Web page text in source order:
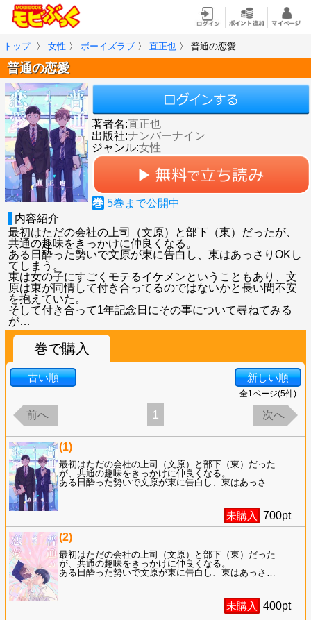
トップ 〉 女性 〉 ボーイズラブ 〉 直正也 〉 普通の恋愛
普通の恋愛
著者名:直正也
出版社:ナンバーナイン
ジャンル:女性
巻 5巻まで公開中
内容紹介
最初はただの会社の上司（文原）と部下（東）だったが、
共通の趣味をきっかけに仲良くなる。
ある日酔った勢いで文原が東に告白し、東はあっさりOKし
てしまう。
東は女の子にすごくモテるイケメンということもあり、文
原は東が同情して付き合ってるのではないかと長い間不安
を抱えていた。
そして付き合って1年記念日にその事について尋ねてみる
が…
巻で購入
古い順 新しい順
全1ページ(5件)
前へ 1 次へ
(1)
最初はただの会社の上司（文原）と部下（東）だった
が、共通の趣味をきっかけに仲良くなる。
ある日酔った勢いで文原が東に告白し、東はあっさ
未購入 700pt
(2)
最初はただの会社の上司（文原）と部下（東）だった
が、共通の趣味をきっかけに仲良くなる。
ある日酔った勢いで文原が東に告白し、東はあっさ
未購入 400pt